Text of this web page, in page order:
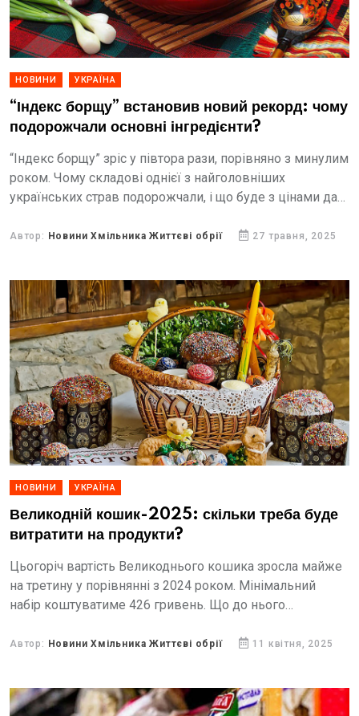
НОВИНИ УКРАЇНА
“Індекс борщу” встановив новий рекорд: чому
подорожчали основні інгредієнти?
“Індекс борщу” зріс у півтора рази, порівняно з минулим
роком. Чому складові однієї з найголовніших
українських страв подорожчали, і що буде з цінами далі
Автор: Новини Хмільника Життєві обрії 27 травня, 2025
НОВИНИ УКРАЇНА
Великодній кошик-2025: скільки треба буде
витратити на продукти?
Цьогоріч вартість Великоднього кошика зросла майже
на третину у порівнянні з 2024 роком. Мінімальний
набір коштуватиме 426 гривень. Що до нього
продуктів — розповість...
Автор: Новини Хмільника Життєві обрії 11 квітня, 2025